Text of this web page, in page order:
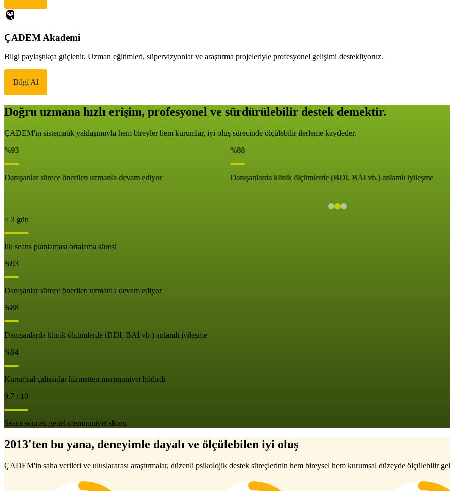
ÇADEM Akademi
Bilgi paylaştıkça güçlenir. Uzman eğitimleri, süpervizyonlar ve araştırma projeleriyle profesyonel gelişimi destekliyoruz.
Bilgi Al
Doğru uzmana hızlı erişim, profesyonel ve sürdürülebilir destek demektir.
ÇADEM'in sistematik yaklaşımıyla hem bireyler hem kurumlar, iyi oluş sürecinde ölçülebilir ilerleme kaydeder.
%93
Danışanlar sürece önerilen uzmanla devam ediyor
%88
Danışanlarda klinik ölçümlerde (BDI, BAI vb.) anlamlı iyileşme
< 2 gün
İlk seans planlaması ortalama süresi
%93
Danışanlar sürece önerilen uzmanla devam ediyor
%88
Danışanlarda klinik ölçümlerde (BDI, BAI vb.) anlamlı iyileşme
%94
Kurumsal çalışanlar hizmetten memnuniyet bildirdi
9.7 / 10
Seans sonrası genel memnuniyet skoru
2013'ten bu yana, deneyimle dayalı ve ölçülebilen iyi oluş
ÇADEM'in saha verileri ve uluslararası araştırmalar, düzenli psikolojik destek süreçlerinin hem bireysel hem kurumsal düzeyde ölçülebilir